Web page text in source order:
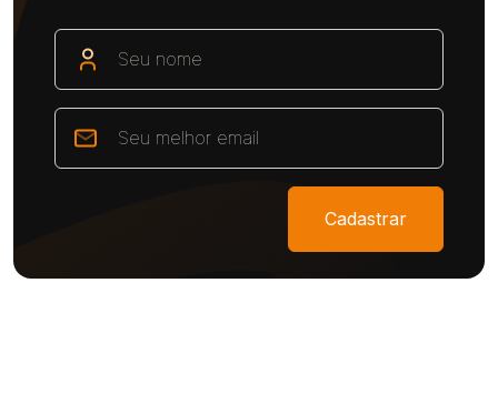
Cadastrar